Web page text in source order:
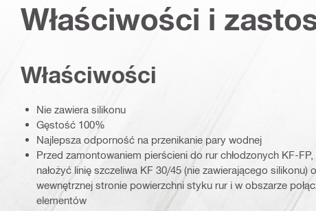
Właściwości i
Właściwości
Nie zawiera silikonu
Gęstość 100%
Najlepsza odporność na przenikanie pary wodnej
Przed zamontowaniem pierścieni do rur chłodzonych KF-
nałożyć linię szczeliwa KF 30/45 (nie zawierającego silikonu)
wewnętrznej stronie powierzchni styku rur i w obszarze
elementów